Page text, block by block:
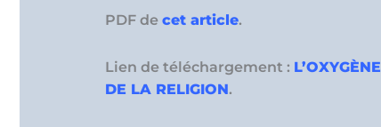
PDF de cet article.
Lien de téléchargement : L’OXYGÈNE
DE LA RELIGION.